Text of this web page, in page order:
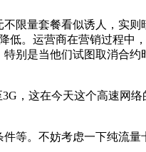
限量套餐看似诱人，实
。运营商在营销过程中
别是当他们试图取消合
，这在今天这个高速网
等。不妨考虑一下纯流